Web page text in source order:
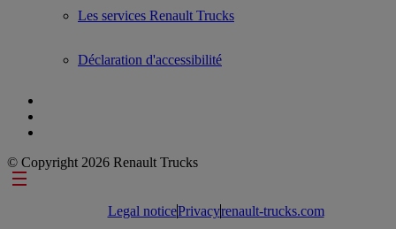
Les services Renault Trucks
Déclaration d'accessibilité
© Copyright 2026 Renault Trucks
Footer links
Legal noticePrivacyrenault-trucks.com